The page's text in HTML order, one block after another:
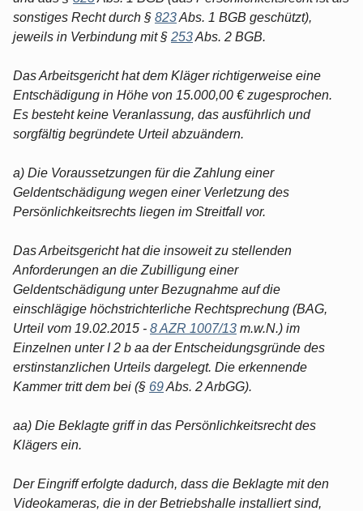
sonstiges Recht durch § 823Abs. 1 BGB geschützt),
jeweils in Verbindung mit § 253Abs. 2 BGB.
Das Arbeitsgericht hat dem Kläger richtigerweise eine
Entschädigung in Höhe von 15.000,00 € zugesprochen.
Es besteht keine Veranlassung, das ausführlich und
sorgfältig begründete Urteil abzuändern.
a) Die Voraussetzungen für die Zahlung einer
Geldentschädigung wegen einer Verletzung des
Persönlichkeitsrechts liegen im Streitfall vor.
Das Arbeitsgericht hat die insoweit zu stellenden
Anforderungen an die Zubilligung einer
Geldentschädigung unter Bezugnahme auf die
einschlägige höchstrichterliche Rechtsprechung (BAG,
Urteil vom 19.02.2015 - 8 AZR 1007/13 m.w.N.) im
Einzelnen unter I 2 b aa der Entscheidungsgründe des
erstinstanzlichen Urteils dargelegt. Die erkennende
Kammer tritt dem bei (§ 69Abs. 2 ArbGG).
aa) Die Beklagte griff in das Persönlichkeitsrecht des
Klägers ein.
Der Eingriff erfolgte dadurch, dass die Beklagte mit den
Videokameras, die in der Betriebshalle installiert sind,